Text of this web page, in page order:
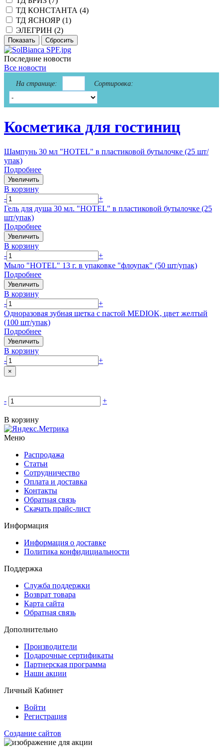
ТД КОНСТАНТА (4)
ТД ЯСНОЯР (1)
ЭЛЕГРИН (2)
Последние новости
Все новости
На странице: Сортировка:
Косметика для гостиниц
Шампунь 30 мл "HOTEL" в пластиковой бутылочке (25 шт/
упак)
Подробнее
Увеличить
В корзину
-
+
Гель для душа 30 мл. "HOTEL" в пластиковой бутылочке (25
шт/упак)
Подробнее
Увеличить
В корзину
-
+
Мыло "HOTEL" 13 г. в упаковке "флоупак" (50 шт/упак)
Подробнее
Увеличить
В корзину
-
+
Одноразовая зубная щетка с пастой MEDIOK, цвет желтый
(100 шт/упак)
Подробнее
Увеличить
В корзину
-
+
×
- +
В корзину
Меню
Распродажа
Статьи
Сотрудничество
Оплата и доставка
Контакты
Обратная связь
Скачать прайс-лист
Информация
Информация о доставке
Политика конфидициальности
Поддержка
Служба поддержки
Возврат товара
Карта сайта
Обратная связь
Дополнительно
Производители
Подарочные сертификаты
Партнерская программа
Наши акции
Личный Кабинет
Войти
Регистрация
Создание сайтов